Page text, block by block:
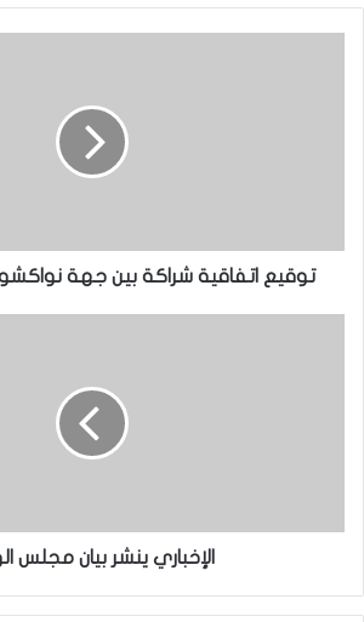
توقيع اتفاقية شراكة بين جهة
الإخباري ينشر بيان مجلس